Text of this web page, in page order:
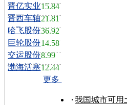
晋亿实业15.84
晋西车轴21.81
哈飞股份36.92
巨轮股份14.58
交运股份8.99
渤海活塞12.44
更多
我国城市可用